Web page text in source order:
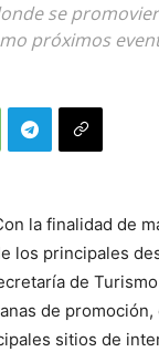
se
próximos
la finalidad de
los principales
de Turismo
de promoción,
sitios de